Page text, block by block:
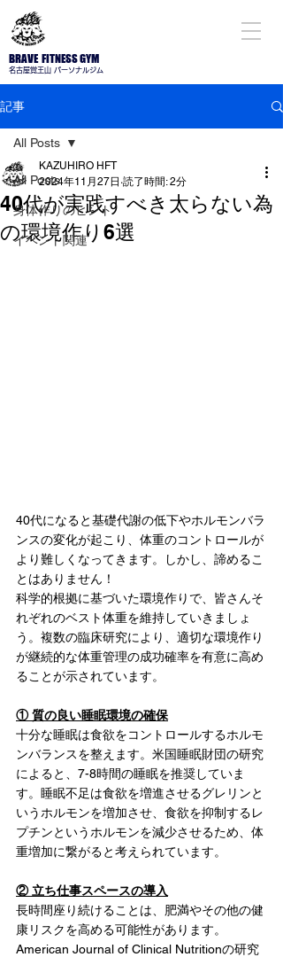
BRAVE FITNESS GYM
名古屋​覚王山 パーソナルジム
記事
All Posts
身体作りのヒント
イベント関連
All Posts
40代が実践すべき太らない為
の環境作り6選
KAZUHIRO HFT
2024年11月27日 読了時間: 2分
40代になると基礎代謝の低下やホルモンバラ
ンスの変化が起こり、体重のコントロールが
より難しくなってきます。しかし、諦めるこ
とはありません！
科学的根拠に基づいた環境作りで、皆さんそ
れぞれのベスト体重を維持していきましょ
う。複数の臨床研究により、適切な環境作り
が継続的な体重管理の成功確率を有意に高め
ることが示されています。
① 質の良い睡眠環境の確保
十分な睡眠は食欲をコントロールするホルモ
ンバランスを整えます。米国睡眠財団の研究
によると、7-8時間の睡眠を推奨していま
す。睡眠不足は食欲を増進させるグレリンと
いうホルモンを増加させ、食欲を抑制するレ
プチンというホルモンを減少させるため、体
重増加に繋がると考えられています。
② 立ち仕事スペースの導入
長時間座り続けることは、肥満やその他の健
康リスクを高める可能性があります。
American Journal of Clinical Nutritionの研究